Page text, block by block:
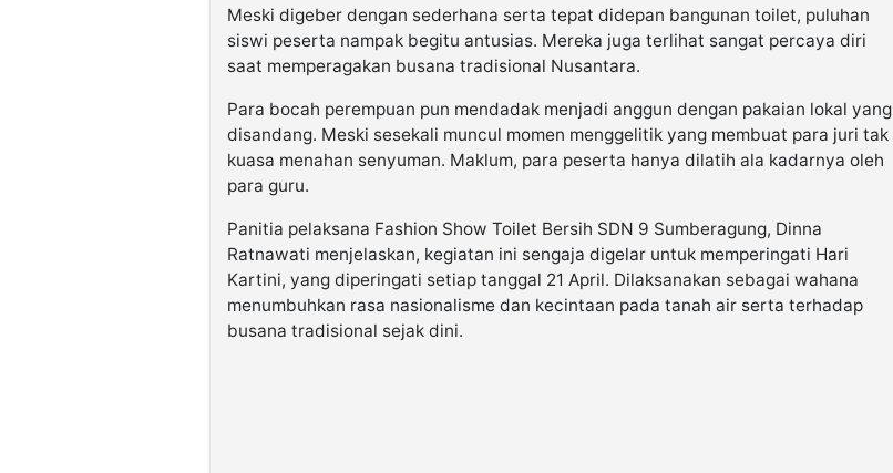
Meski digeber dengan sederhana serta tepat didepan bangunan toilet, puluhan
siswi peserta nampak begitu antusias. Mereka juga terlihat sangat percaya diri
saat memperagakan busana tradisional Nusantara.
Para bocah perempuan pun mendadak menjadi anggun dengan pakaian lokal yang
disandang. Meski sesekali muncul momen menggelitik yang membuat para juri tak
kuasa menahan senyuman. Maklum, para peserta hanya dilatih ala kadarnya oleh
para guru.
Panitia pelaksana Fashion Show Toilet Bersih SDN 9 Sumberagung, Dinna
Ratnawati menjelaskan, kegiatan ini sengaja digelar untuk memperingati Hari
Kartini, yang diperingati setiap tanggal 21 April. Dilaksanakan sebagai wahana
menumbuhkan rasa nasionalisme dan kecintaan pada tanah air serta terhadap
busana tradisional sejak dini.